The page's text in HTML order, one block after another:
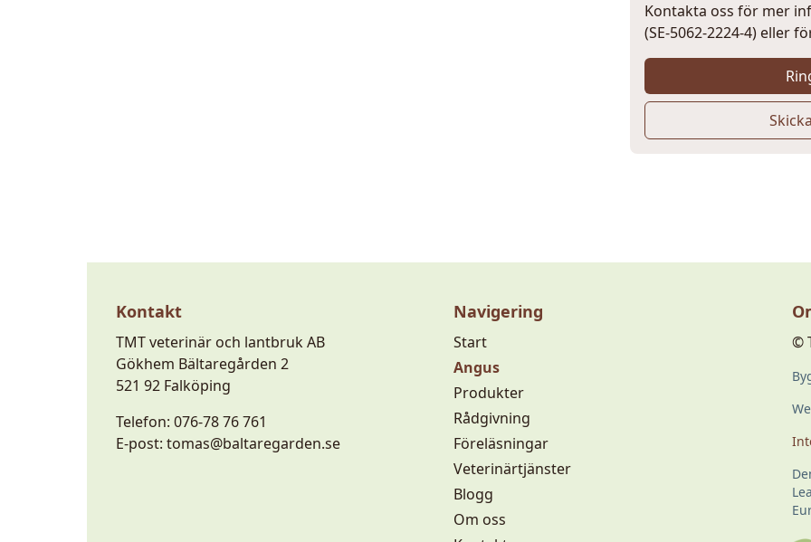
Kontakta oss för mer
(SE-5062-2224-4) eller
Kontakt
TMT veterinär och lantbruk AB
Gökhem Bältaregården 2
521 92 Falköping
Telefon: 076-78 76 761
E-post: tomas@baltaregarden.se
Navigering
Start
Angus
Produkter
Rådgivning
Föreläsningar
Veterinärtjänster
Blogg
Om oss
©